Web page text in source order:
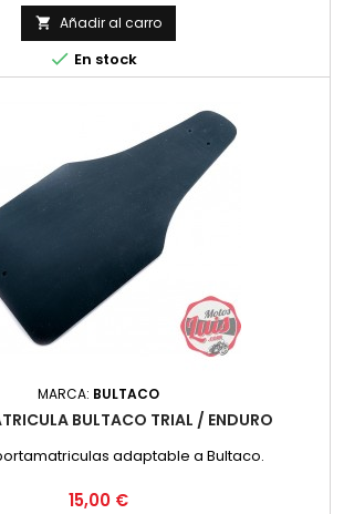
 Añadir al carro
 En stock
MARCA: BULTACO
BULTACO TRIAL / ENDURO
adaptable a Bultaco.
Precio
15,00 €